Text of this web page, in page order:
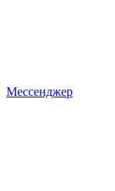
Мессенджер